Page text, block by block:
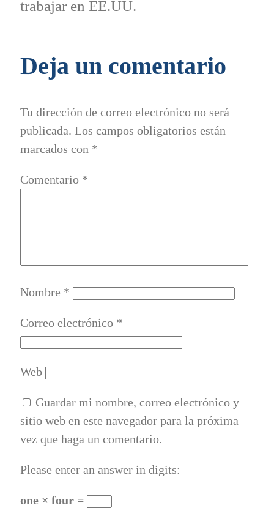
trabajar en EE.UU.
Deja un comentario
Tu dirección de correo electrónico no será
publicada. Los campos obligatorios están
marcados con *
Comentario *
Nombre *
Correo electrónico *
Web
Guardar mi nombre, correo electrónico y
sitio web en este navegador para la próxima
vez que haga un comentario.
Please enter an answer in digits:
one × four =